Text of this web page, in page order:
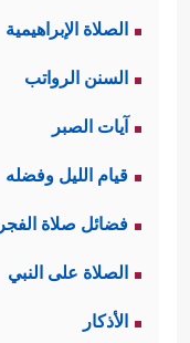
الصلاة الإبراهيمية
السنن الرواتب
آيات الصبر
قيام الليل وفضله
فضائل صلاة الفجر
الصلاة على النبي
الأذكار